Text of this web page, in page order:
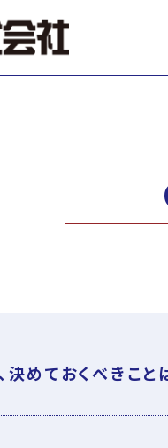
めておくべきこと